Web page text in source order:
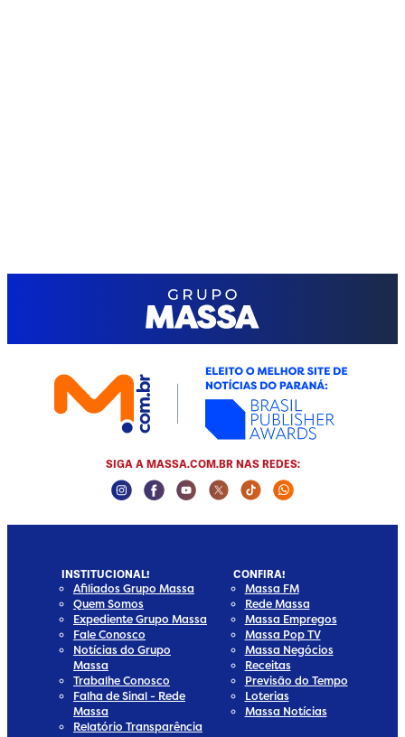
SIGA A MASSA.COM.BR NAS REDES:
Instagram Social Media
Facebook Social Media
Youtube Social Media
Twitter Social Media
Tiktok Social Media
Whatsapp
INSTITUCIONAL!
Afiliados Grupo Massa
Quem Somos
Expediente Grupo Massa
Fale Conosco
Notícias do Grupo
Massa
Trabalhe Conosco
Falha de Sinal - Rede
Massa
Relatório Transparência
CONFIRA!
Massa FM
Rede Massa
Massa Empregos
Massa Pop TV
Massa Negócios
Receitas
Previsão do Tempo
Loterias
Massa Notícias